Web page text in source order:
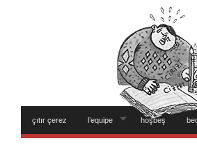
çıtır çerez l’equipe hoşbeş